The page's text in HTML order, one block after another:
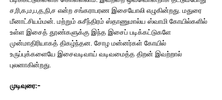
ச,ரி,க,ம,ப,த,நி,ச என்ற சங்கராபரண இசையோலி எழுகின்றது. மதுரை
மீனாட்சியம்மன். மற்றும் சுசீந்திரம் ஸ்தாணுமால்ய ஸ்வாமி கோயில்களில்
உள்ள இசைத் தூண்களுக்கு இந்த இசைப் படிக்கட்டுகளே
முன்மாதிரியாகத் திகழ்ந்தன. சோழ மன்னர்கள் கோயில்
உருப்புக்களையே இசைவடிவாய் வடிவமைத்த திறன் இவற்றால்
புலனாகின்றது.
முடிவுரை:-